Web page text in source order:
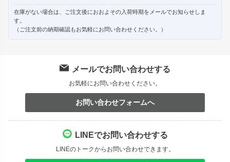
在庫がない場合は、ご注文後におおよその入荷時期をメールでお知らせしま
す。
（ご注文前の納期確認もお気軽にお問い合わせください。）
メールでお問い合わせする
お気軽にお問い合わせください。
お問い合わせフォームへ
LINEでお問い合わせする
LINEのトークからお問い合わせできます。